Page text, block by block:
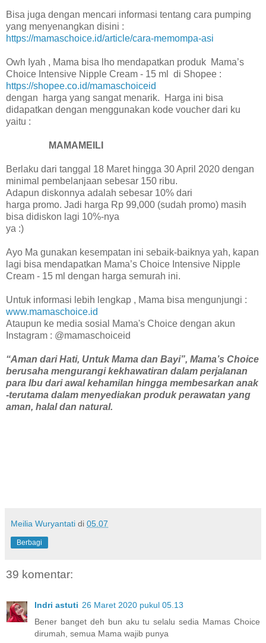
Bisa juga dengan mencari informasi tentang cara pumping
yang menyenangkan disini :
https://mamaschoice.id/article/cara-memompa-asi
Owh Iyah , Mama bisa lho mendapatkan produk Mama’s
Choice Intensive Nipple Cream - 15 ml di Shopee :
https://shopee.co.id/mamaschoiceid
dengan harga yang sangat menarik. Harga ini bisa
didapatkan dengan menggunakan kode voucher dari ku
yaitu :
MAMAMEILI
Berlaku dari tanggal 18 Maret hingga 30 April 2020 dengan
minimal pembelanjaan sebesar 150 ribu.
Adapun diskonnya adalah sebesar 10% dari
harga promo. Jadi harga Rp 99,000 (sudah promo) masih
bisa didiskon lagi 10%-nya
ya :)
Ayo Ma gunakan kesempatan ini sebaik-baiknya yah, kapan
lagi bisa mendapatkan Mama’s Choice Intensive Nipple
Cream - 15 ml dengan harga semurah ini.
Untuk informasi lebih lengkap , Mama bisa mengunjungi :
www.mamaschoice.id
Ataupun ke media sosial Mama's Choice dengan akun
Instagram : @mamaschoiceid
“Aman dari Hati, Untuk Mama dan Bayi”, Mama’s Choice
berusaha mengurangi kekhawatiran dalam perjalanan
para Ibu dari awal kehamilan hingga membesarkan anak
-terutama dalam menyediakan produk perawatan yang
aman, halal dan natural.
Meilia Wuryantati di 05.07
Berbagi
39 komentar:
Indri astuti 26 Maret 2020 pukul 05.13
Bener banget deh bun aku tu selalu sedia Mamas Choice
dirumah, semua Mama wajib punya